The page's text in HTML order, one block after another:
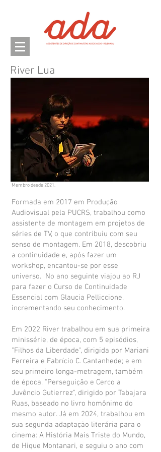
River Lua
Membro desde 2021.
Formada em 2017 em Produção
Audiovisual pela PUCRS, trabalhou como
assistente de montagem em projetos de
séries de TV, o que contribuiu com seu
senso de montagem. Em 2018, descobriu
a continuidade e, após fazer um
workshop, encantou-se por esse
universo. No ano seguinte viajou ao RJ
para fazer o Curso de Continuidade
Essencial com Glaucia Pelliccione,
incrementando seu conhecimento.
Em 2022 River trabalhou em sua primeira
minissérie, de época, com 5 episódios,
"Filhos da Liberdade", dirigida por Mariani
Ferreira e Fabrício C. Cantanhede; e em
seu primeiro longa-metragem, também
de época, "Perseguição e Cerco a
Juvêncio Gutierrez", dirigido por Tabajara
Ruas, baseado no livro homônimo do
mesmo autor. Já em 2024, trabalhou em
sua segunda adaptação literária para o
cinema: A História Mais Triste do Mundo,
de Hique Montanari, e seguiu o ano com